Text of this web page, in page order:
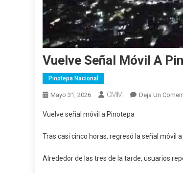
Vuelve Señal Móvil A
Pinotepa Nacional
Mayo 31, 2026 CMM Deja Un
Vuelve señal móvil a Pinotepa
Tras casi cinco horas, regresó la señal móvil
Alrededor de las tres de la tarde, usuarios